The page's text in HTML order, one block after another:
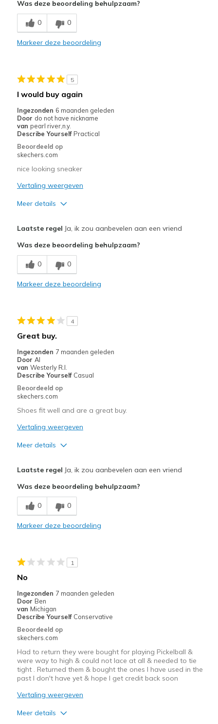
Comfortable
Minpunten
Need Break In
Casual Wear
Sizing
Feels true to size
View On Shoes
Shoes are for Wearing
Was deze beoordeling behulpzaam?
0 0
Markeer deze beoordeling
5
I would buy again
Ingezonden 6 maanden geleden
Door do not have nickname
van pearl river,n.y.
Describe Yourself Practical
Beoordeeld op
skechers.com
nice looking sneaker
Vertaling weergeven
Meer details
Breathe Well
Comfortable
Width
Sizing
Feels true to size
View On Shoes
Laatste regel Ja, ik zou aanbevelen aan een vriend
Was deze beoordeling behulpzaam?
0 0
Markeer deze beoordeling
4
Great buy.
Ingezonden 7 maanden geleden
Door Al
van Westerly R.I.
Describe Yourself Casual
Beoordeeld op
skechers.com
Shoes fit well and are a great buy.
Vertaling weergeven
Meer details
Beste toepassingen
Casual Wear
View On Shoes
Shoes are for Wearing
Laatste regel Ja, ik zou aanbevelen aan een vriend
Was deze beoordeling behulpzaam?
0 0
Markeer deze beoordeling
1
No
Ingezonden 7 maanden geleden
Door Ben
van Michigan
Describe Yourself Conservative
Beoordeeld op
skechers.com
Had to return they were bought for playing Pickelball &
were way to high & could not lace at all & needed to tie
tight . Returned them & bought the ones I have used in the
past I don't have yet & hope I get credit back soon
Vertaling weergeven
Meer details